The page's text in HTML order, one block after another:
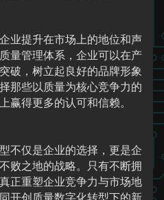
业提升在市场上的地位和声
量管理体系，企业可以在产
破，树立起良好的品牌形象
那些以质量为核心竞争力的
赢得更多的认可和信赖。
不仅是企业的选择，更是企
败之地的战略。只有不断拥
正重塑企业竞争力与市场地